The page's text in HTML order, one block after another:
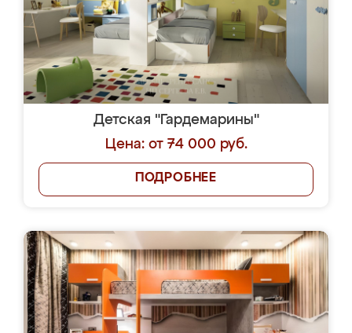
Детская "Гардемарины"
Цена: от 74 000 руб.
ПОДРОБНЕЕ